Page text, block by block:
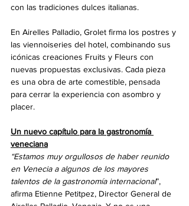
con las tradiciones dulces italianas.
En Airelles Palladio, Grolet firma los postres y
las viennoiseries del hotel, combinando sus
icónicas creaciones Fruits y Fleurs con
nuevas propuestas exclusivas. Cada pieza
es una obra de arte comestible, pensada
para cerrar la experiencia con asombro y
placer.
Un nuevo capítulo para la gastronomía
veneciana
“Estamos muy orgullosos de haber reunido
en Venecia a algunos de los mayores
talentos de la gastronomía internacional”,
afirma Etienne Petitpez, Director General de